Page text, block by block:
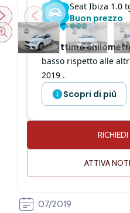
Lunghezza
Seat Ibiza 1.0
Buon prezzo
Ottimo
basso rispetto alle
2019 .
Scopri di più
ATTIVA
07/2019